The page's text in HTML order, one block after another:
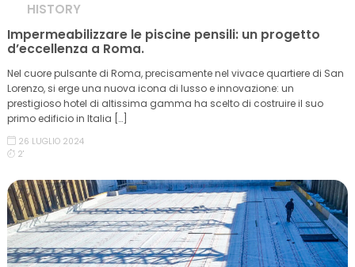
HISTORY
Impermeabilizzare le piscine pensili: un progetto
d’eccellenza a Roma.
Nel cuore pulsante di Roma, precisamente nel vivace quartiere di San
Lorenzo, si erge una nuova icona di lusso e innovazione: un
prestigioso hotel di altissima gamma ha scelto di costruire il suo
primo edificio in Italia […]
26 LUGLIO 2024
2'